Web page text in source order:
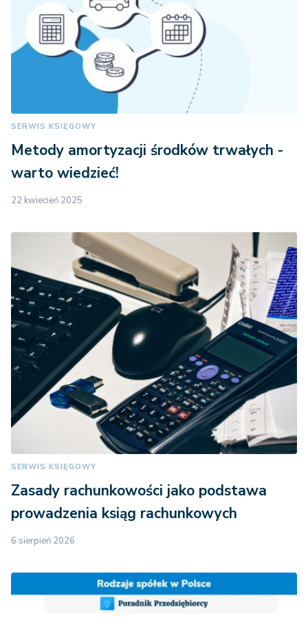
SERWIS KSIĘGOWY
Metody amortyzacji środków trwałych -
warto wiedzieć!
22 kwiecień 2025
SERWIS KSIĘGOWY
Zasady rachunkowości jako podstawa
prowadzenia ksiąg rachunkowych
6 sierpień 2026